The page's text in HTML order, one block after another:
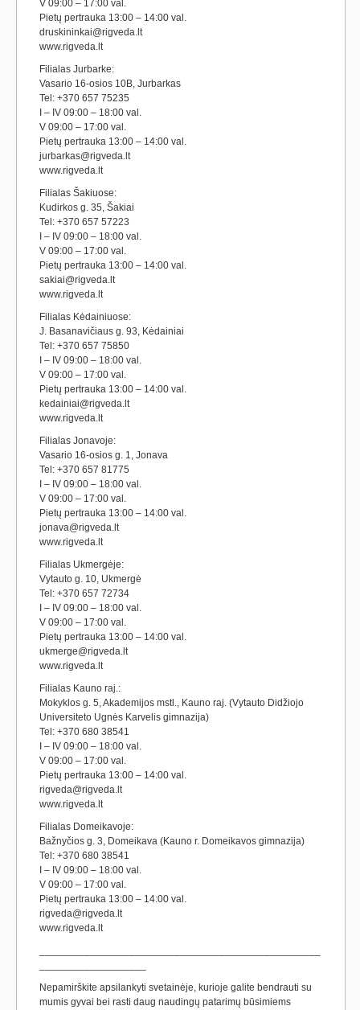
V 09:00 – 17:00 val.
Pietų pertrauka 13:00 – 14:00 val.
druskininkai@rigveda.lt
www.rigveda.lt
Filialas Jurbarke:
Vasario 16-osios 10B, Jurbarkas
Tel: +370 657 75235
I – IV 09:00 – 18:00 val.
V 09:00 – 17:00 val.
Pietų pertrauka 13:00 – 14:00 val.
jurbarkas@rigveda.lt
www.rigveda.lt
Filialas Šakiuose:
Kudirkos g. 35, Šakiai
Tel: +370 657 57223
I – IV 09:00 – 18:00 val.
V 09:00 – 17:00 val.
Pietų pertrauka 13:00 – 14:00 val.
sakiai@rigveda.lt
www.rigveda.lt
Filialas Kėdainiuose:
J. Basanavičiaus g. 93, Kėdainiai
Tel: +370 657 75850
I – IV 09:00 – 18:00 val.
V 09:00 – 17:00 val.
Pietų pertrauka 13:00 – 14:00 val.
kedainiai@rigveda.lt
www.rigveda.lt
Filialas Jonavoje:
Vasario 16-osios g. 1, Jonava
Tel: +370 657 81775
I – IV 09:00 – 18:00 val.
V 09:00 – 17:00 val.
Pietų pertrauka 13:00 – 14:00 val.
jonava@rigveda.lt
www.rigveda.lt
Filialas Ukmergėje:
Vytauto g. 10, Ukmergė
Tel: +370 657 72734
I – IV 09:00 – 18:00 val.
V 09:00 – 17:00 val.
Pietų pertrauka 13:00 – 14:00 val.
ukmerge@rigveda.lt
www.rigveda.lt
Filialas Kauno raj.:
Mokyklos g. 5, Akademijos mstl., Kauno raj. (Vytauto Didžiojo
Universiteto Ugnės Karvelis gimnazija)
Tel: +370 680 38541
I – IV 09:00 – 18:00 val.
V 09:00 – 17:00 val.
Pietų pertrauka 13:00 – 14:00 val.
rigveda@rigveda.lt
www.rigveda.lt
Filialas Domeikavoje:
Bažnyčios g. 3, Domeikava (Kauno r. Domeikavos gimnazija)
Tel: +370 680 38541
I – IV 09:00 – 18:00 val.
V 09:00 – 17:00 val.
Pietų pertrauka 13:00 – 14:00 val.
rigveda@rigveda.lt
www.rigveda.lt
Nepamirškite apsilankyti svetainėje, kurioje galite bendrauti su
mumis gyvai bei rasti daug naudingų patarimų būsimiems